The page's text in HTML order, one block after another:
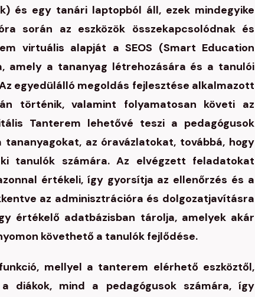
és egy tanári laptopból áll, ezek mindegyike
során az eszközök összekapcsolódnak és
virtuális alapját a SEOS (Smart Education
amely a tananyag létrehozására és a tanulói
egyedülálló megoldás fejlesztése alkalmazott
történik, valamint folyamatosan követi az
Tanterem lehetővé teszi a pedagógusok
az óravázlatokat, továbbá, hogy
tanulók számára. Az elvégzett feladatokat
értékeli, így gyorsítja az ellenőrzés és a
az adminisztrációra és dolgozatjavításra
értékelő adatbázisban tárolja, amelyek akár
követhető a tanulók fejlődése.
mellyel a tanterem elérhető eszköztől,
diákok, mind a pedagógusok számára, így